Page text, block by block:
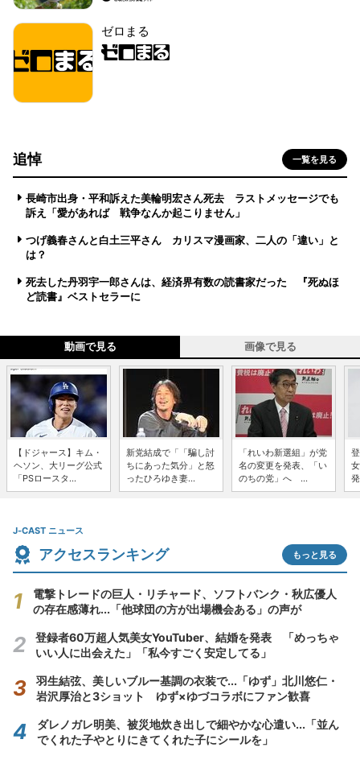
ゼロまる
追悼 一覧を見る
長崎市出身・平和訴えた美輪明宏さん死去 ラストメッセージでも
訴え「愛があれば 戦争なんか起こりません」
つげ義春さんと白土三平さん カリスマ漫画家、二人の「違い」と
は？
死去した丹羽宇一郎さんは、経済界有数の読書家だった 『死ぬほ
ど読書』ベストセラーに
動画で見る 画像で見る
【ドジャース】キム・
ヘソン、大リーグ公式
「PSロースタ...
新党結成で「「騙し討
ちにあった気分」と怒
ったひろゆき妻...
「れいわ新選組」が党
名の変更を発表、「い
のちの党」へ ...
J-CAST ニュース
アクセスランキング もっと見る
電撃トレードの巨人・リチャード、ソフトバンク・秋広優人
の存在感薄れ...「他球団の方が出場機会ある」の声が
登録者60万超人気美女YouTuber、結婚を発表 「めっちゃ
いい人に出会えた」「私今すごく安定してる」
羽生結弦、美しいブルー基調の衣装で...「ゆず」北川悠仁・
岩沢厚治と3ショット ゆず×ゆづコラボにファン歓喜
ダレノガレ明美、被災地炊き出しで細やかな心遣い...「並ん
でくれた子やとりにきてくれた子にシールを」